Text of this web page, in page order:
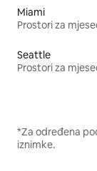
Miami
Prostori za
Seattle
Prostori za
*Za određena
iznimke.